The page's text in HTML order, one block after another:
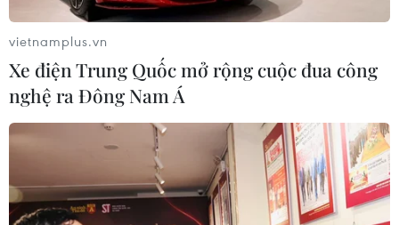
vietnamplus.vn
Xe điện Trung Quốc mở rộng cuộc đua công
nghệ ra Đông Nam Á